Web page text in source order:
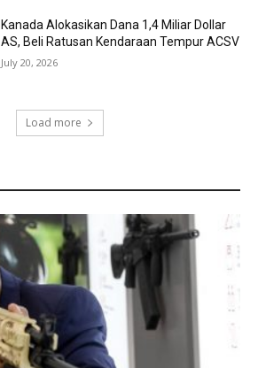
Kanada Alokasikan Dana 1,4 Miliar Dollar
AS, Beli Ratusan Kendaraan Tempur ACSV
July 20, 2026
Load more